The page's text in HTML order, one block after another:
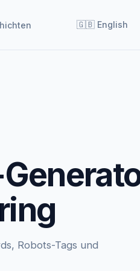
🇬🇧 English
Robots-Tags und